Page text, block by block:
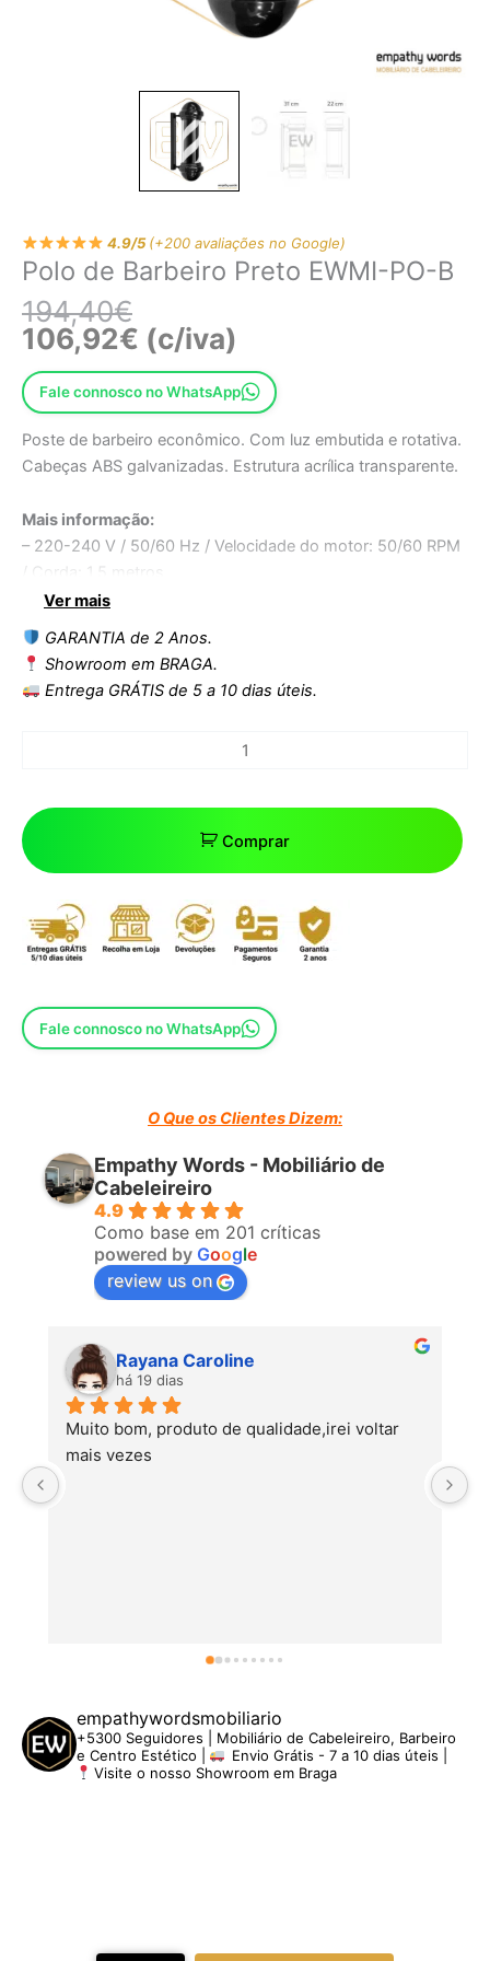
4.9/5(+200 avaliações no Google)
Polo de Barbeiro Preto EWMI-PO-B
194,40€
106,92€ (c/iva)
Fale connosco no WhatsApp
Poste de barbeiro econômico. Com luz embutida e rotativa.
Cabeças ABS galvanizadas. Estrutura acrílica transparente.
Mais informação:
– 220-240 V / 50/60 Hz / Velocidade do motor: 50/60 RPM
/ Corda: 1,5 metros
– Luz embutida e rotativa
– Cabeçotes em ABS galvanizado
– Estrutura em acrílico transparente
– Interior exterior
– Kit de instalação incluído (parafusos e buchas)
Ver mais
GARANTIA de 2 Anos.
Showroom em BRAGA.
Entrega GRÁTIS de 5 a 10 dias úteis.
Comprar
Fale connosco no WhatsApp
O Que os Clientes Dizem:
Empathy Words - Mobiliário de
Cabeleireiro
4.9
Como base em 201 críticas
powered by Google
review us on
Rayana Caroline
há 19 dias
Muito bom, produto de qualidade,irei voltar
mais vezes
empathywordsmobiliario
+5300 Seguidores | Mobiliário de Cabeleireiro, Barbeiro
e Centro Estético |
Envio Grátis - 7 a 10 dias úteis |
Visite o nosso Showroom em Braga